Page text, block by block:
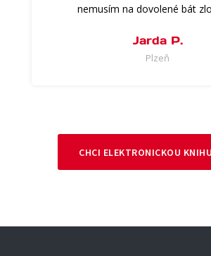
nemusím na dovolené bát
Jarda P.
Plzeň
CHCI ELEKTRONICKOU